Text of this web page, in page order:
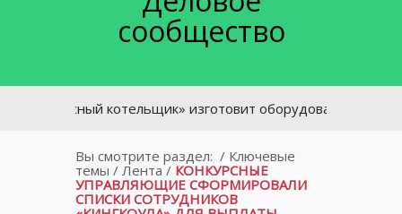
сообщество
«Красный котельщик» изготовит оборудование для
Вы смотрите раздел: / Ключевые
темы / Лента/ КОНКУРСНЫЕ
УПРАВЛЯЮЩИЕ СФОРМИРОВАЛИ
СПИСКИ СОТРУДНИКОВ